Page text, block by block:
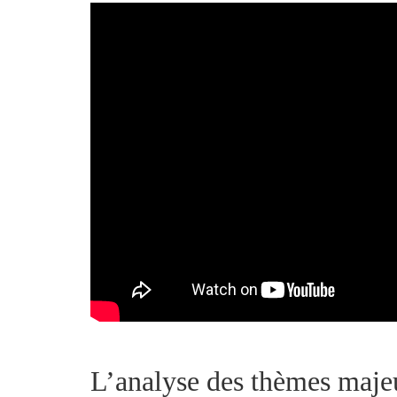
L’analyse des thèmes